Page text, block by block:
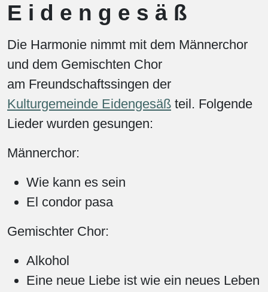
Eidengesäß
Die Harmonie nimmt mit dem Männerchor
und dem Gemischten Chor
am Freundschaftssingen der
Kulturgemeinde Eidengesäß teil. Folgende
Lieder wurden gesungen:
Männerchor:
Wie kann es sein
El condor pasa
Gemischter Chor:
Alkohol
Eine neue Liebe ist wie ein neues Leben